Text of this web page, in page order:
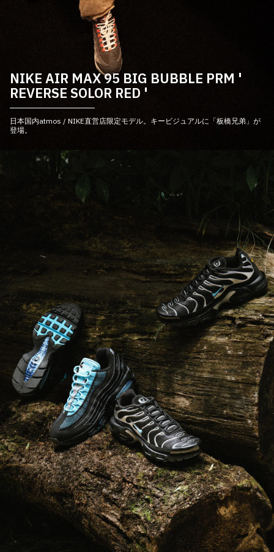
NIKE AIR MAX 95 BIG BUBBLE PRM '
REVERSE SOLOR RED '
日本国内atmos / NIKE直営店限定モデル。キービジュアルに「板橋兄弟」が
登場。